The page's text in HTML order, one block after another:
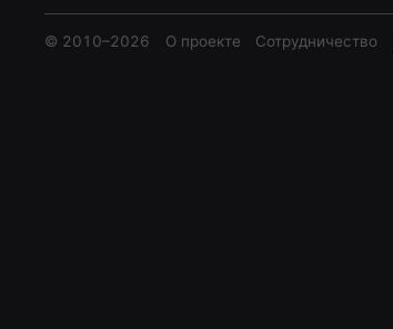
© 2010–2026 О проекте Сотрудничество